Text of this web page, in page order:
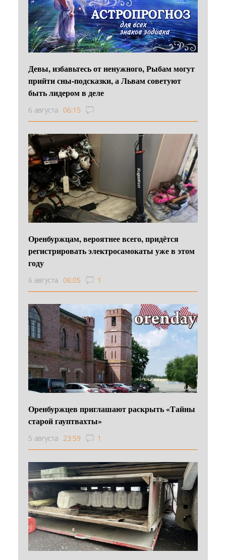
Девы, избавьтесь от ненужного, Рыбам могут
прийти сны-подсказки, а Львам советуют
быть лидером в деле
6 августа 06:15
Оренбуржцам, вероятнее всего, придётся
регистрировать электросамокаты уже в этом
году
6 августа 06:05 1
Оренбуржцев приглашают раскрыть «Тайны
старой гауптвахты»
5 августа 23:59 1